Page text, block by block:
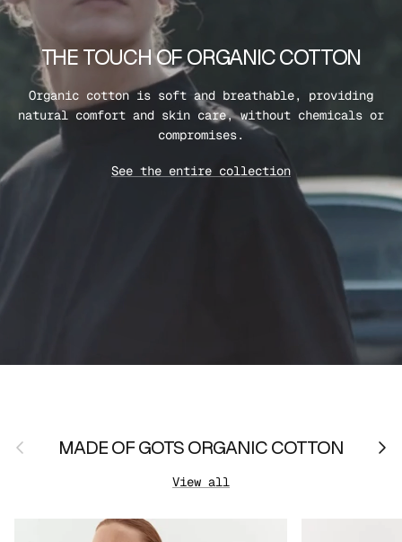
THE TOUCH OF ORGANIC COTTON
Organic cotton is soft and breathable, providing
natural comfort and skin care, without chemicals or
compromises.
See the entire collection
PreviousMADE OF GOTS ORGANIC COTTON
View all